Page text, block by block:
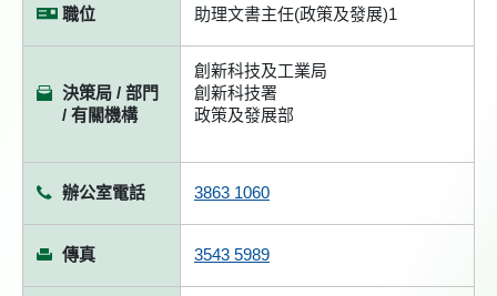
職位 助理文書主任(政策及發展)1
決策局 / 部門
/ 有關機構
創新科技及工業局
創新科技署
政策及發展部
辦公室電話 3863 1060
傳真 3543 5989